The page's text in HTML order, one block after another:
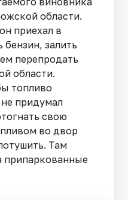
области.
приехал в
залить
перепродать
области.
топливо
придумал
свою
во двор
Там
припаркованные